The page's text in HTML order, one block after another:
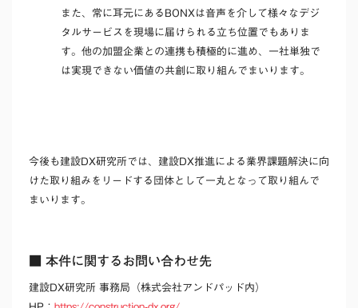
また、常に耳元にあるBONXは音声を介して様々なデジ
タルサービスを現場に届けられる立ち位置でもありま
す。他の加盟企業との連携も積極的に進め、一社単独で
は実現できない価値の共創に取り組んでまいります。
今後も建設DX研究所では、建設DX推進による業界課題解決に向
けた取り組みをリードする団体として一丸となって取り組んで
まいります。
■ 本件に関するお問い合わせ先
建設DX研究所 事務局（株式会社アンドパッド内）